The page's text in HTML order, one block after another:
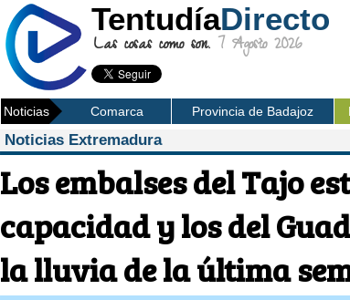
TentudíaDirecto
Las cosas como son. 7 Agosto 2026
Noticias Comarca Provincia de Badajoz
Noticias Extremadura
Los embalses del Tajo
capacidad y los del
la lluvia de la última